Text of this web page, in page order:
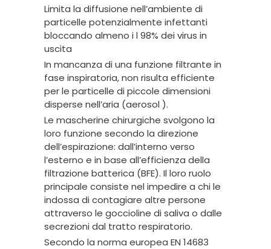
Limita la diffusione nell’ambiente di
particelle potenzialmente infettanti
bloccando almeno i l 98% dei virus in
uscita
In mancanza di una funzione filtrante in
fase inspiratoria, non risulta efficiente
per le particelle di piccole dimensioni
disperse nell’aria (aerosol ).
Le mascherine chirurgiche svolgono la
loro funzione secondo la direzione
dell’espirazione: dall’interno verso
l’esterno e in base all’efficienza della
filtrazione batterica (BFE). Il loro ruolo
principale consiste nel impedire a chi le
indossa di contagiare altre persone
attraverso le goccioline di saliva o dalle
secrezioni dal tratto respiratorio.
Secondo la norma europea EN 14683